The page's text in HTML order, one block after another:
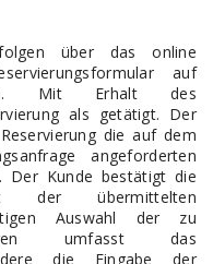
über das online
auf
Mit Erhalt des
als getätigt. Der
die auf dem
angeforderten
Der Kunde bestätigt die
der übermittelten
Auswahl der zu
umfasst das
die Eingabe der